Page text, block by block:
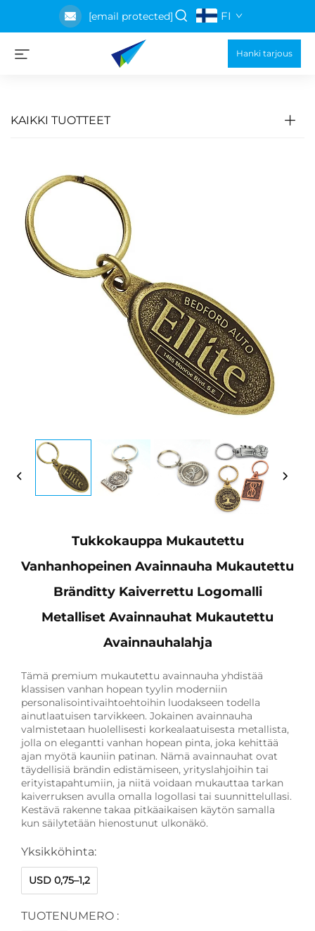
[email protected] FI
Hanki tarjous
KAIKKI TUOTTEET
Tukkokauppa Mukautettu
Vanhanhopeinen Avainnauha Mukautettu
Bränditty Kaiverrettu Logomalli
Metalliset Avainnauhat Mukautettu
Avainnauhalahja
Tämä premium mukautettu avainnauha yhdistää
klassisen vanhan hopean tyylin moderniin
personalisointivaihtoehtoihin luodakseen todella
ainutlaatuisen tarvikkeen. Jokainen avainnauha
valmistetaan huolellisesti korkealaatuisesta metallista,
jolla on elegantti vanhan hopean pinta, joka kehittää
ajan myötä kauniin patinan. Nämä avainnauhat ovat
täydellisiä brändin edistämiseen, yrityslahjoihin tai
erityistapahtumiin, ja niitä voidaan mukauttaa tarkan
kaiverruksen avulla omalla logollasi tai suunnittelullasi.
Kestävä rakenne takaa pitkäaikaisen käytön samalla
kun säilytetään hienostunut ulkonäkö.
Yksikköhinta:
USD 0,75–1,2
TUOTENUMERO :